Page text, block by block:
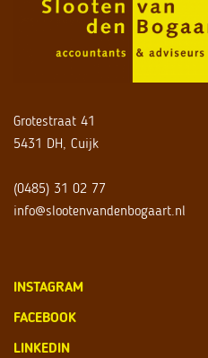
Grotestraat 41
5431 DH, Cuijk
(0485) 31 02 77
info@slootenvandenbogaart.nl
INSTAGRAM
FACEBOOK
LINKEDIN